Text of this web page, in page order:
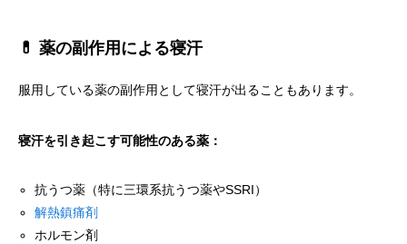
💊 薬の副作用による寝汗
服用している薬の副作用として寝汗が出ることもあります。
寝汗を引き起こす可能性のある薬：
抗うつ薬（特に三環系抗うつ薬やSSRI）
解熱鎮痛剤
ホルモン剤